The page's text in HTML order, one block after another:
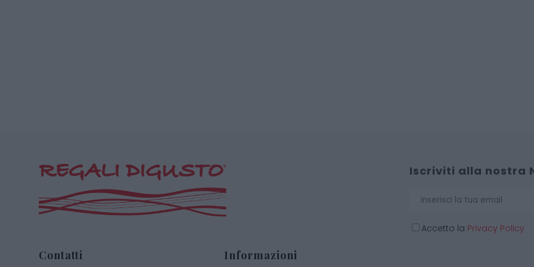
Iscriviti alla nostra
Accetto la Privacy Policy
Contatti Informazioni